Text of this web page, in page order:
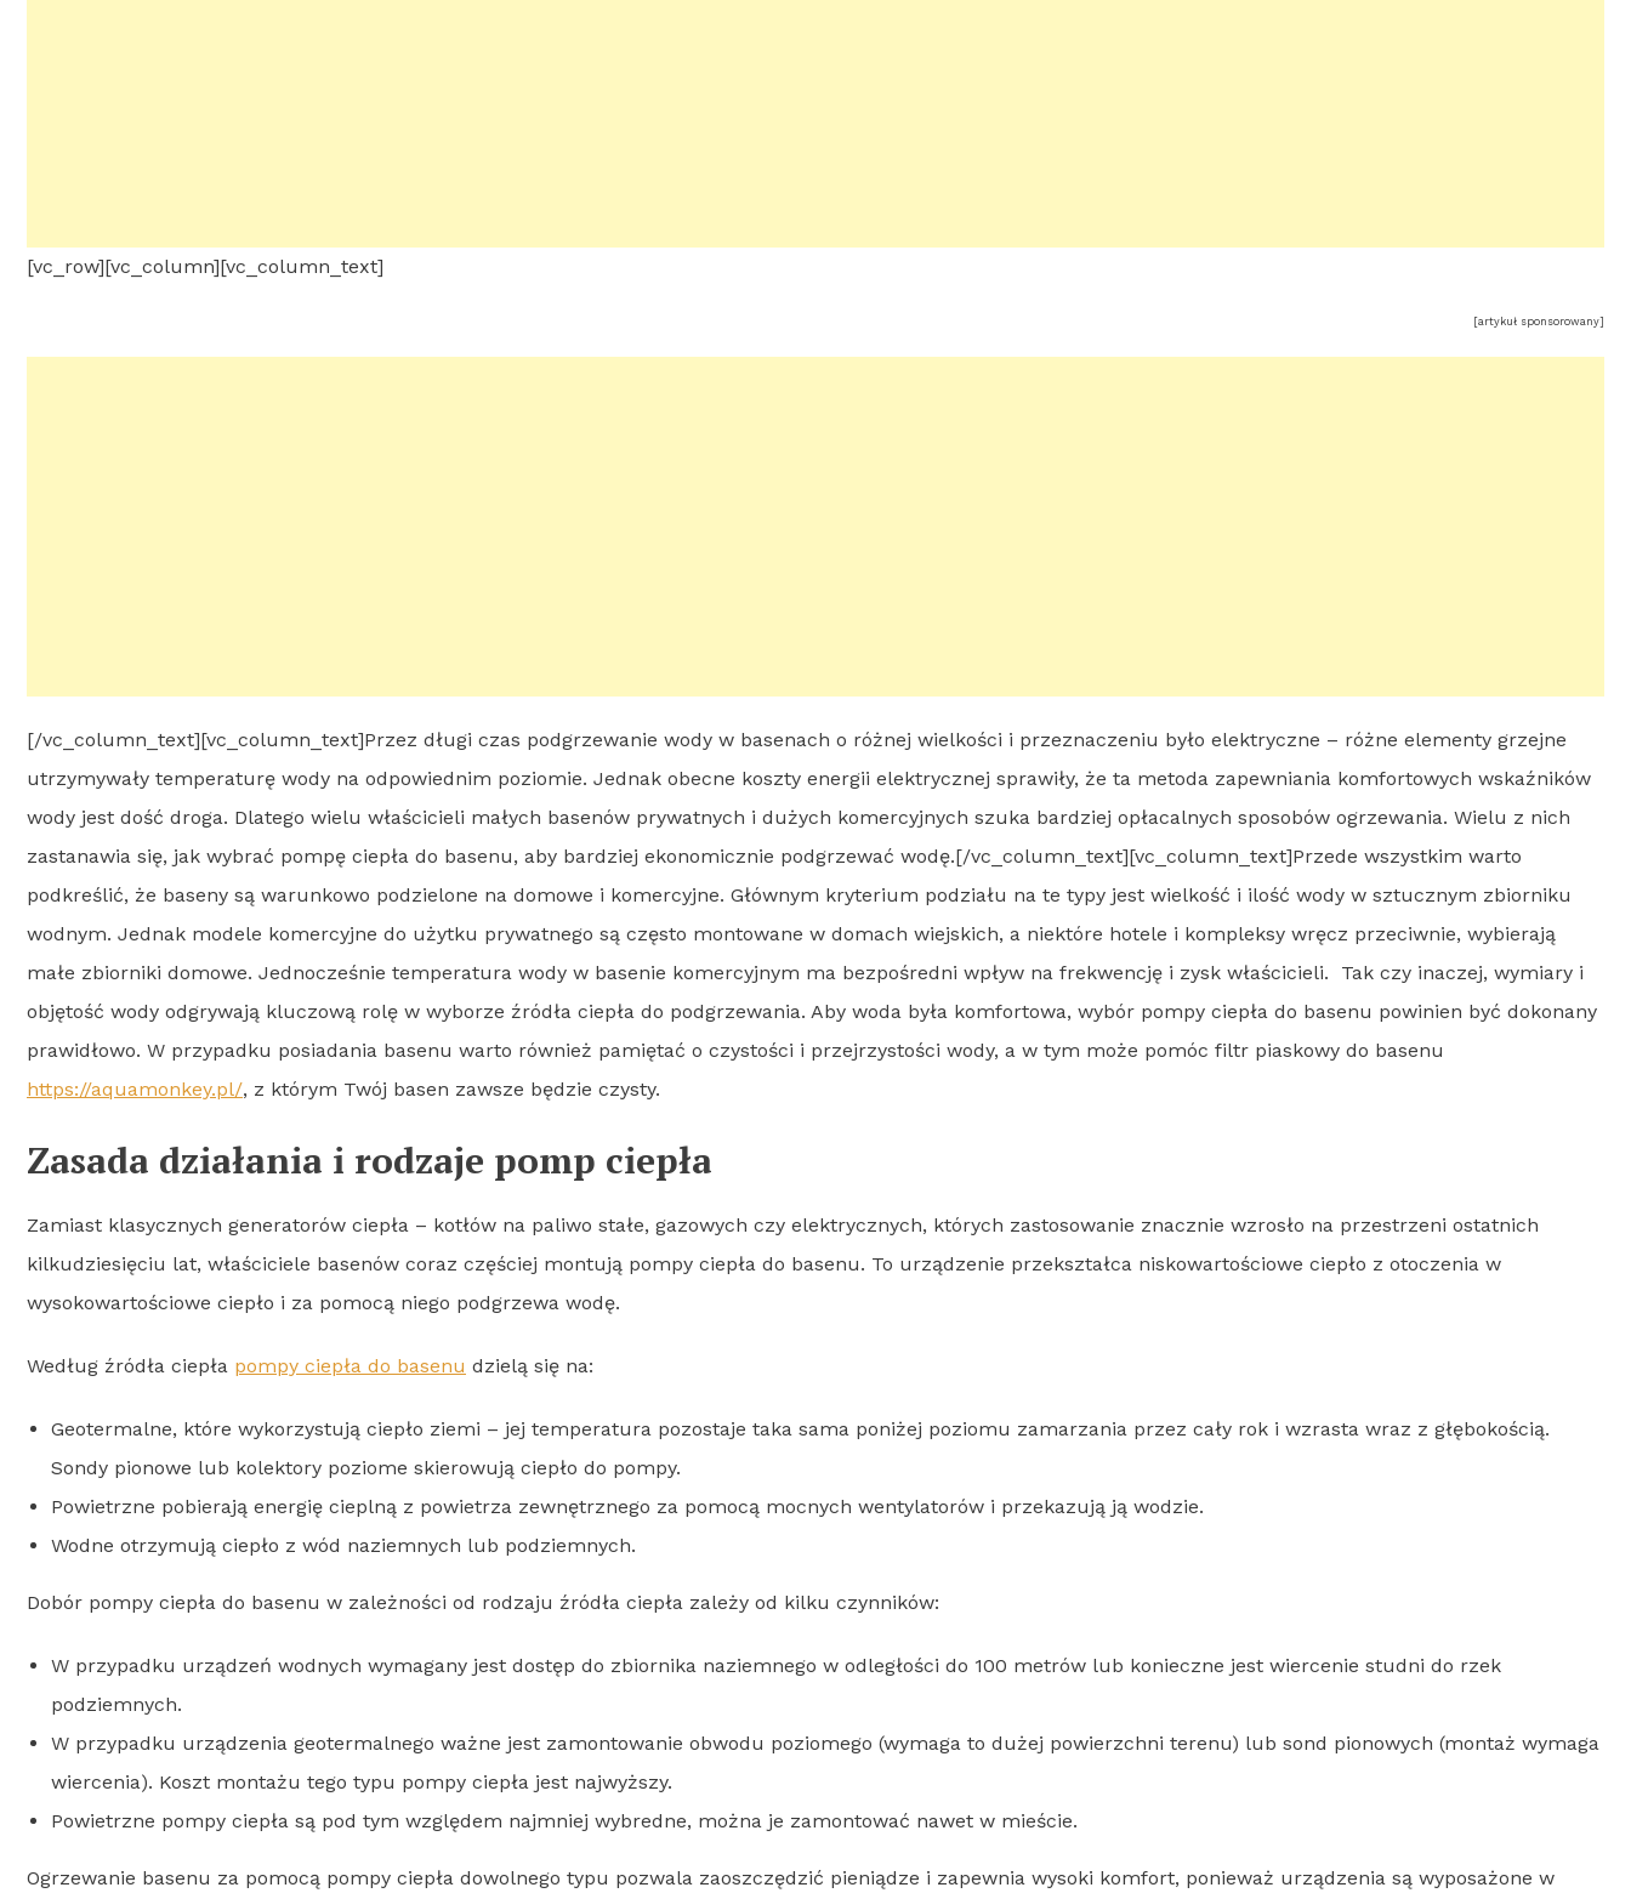
[vc_row][vc_column][vc_column_text]
[artykuł sponsorowany]
[/vc_column_text][vc_column_text]Przez długi czas podgrzewanie wody w basenach o różnej wielkości i przeznaczeniu było elektryczne – różne elementy grzejne
utrzymywały temperaturę wody na odpowiednim poziomie. Jednak obecne koszty energii elektrycznej sprawiły, że ta metoda zapewniania komfortowych wskaźników
wody jest dość droga. Dlatego wielu właścicieli małych basenów prywatnych i dużych komercyjnych szuka bardziej opłacalnych sposobów ogrzewania. Wielu z nich
zastanawia się, jak wybrać pompę ciepła do basenu, aby bardziej ekonomicznie podgrzewać wodę.[/vc_column_text][vc_column_text]Przede wszystkim warto
podkreślić, że baseny są warunkowo podzielone na domowe i komercyjne. Głównym kryterium podziału na te typy jest wielkość i ilość wody w sztucznym zbiorniku
wodnym. Jednak modele komercyjne do użytku prywatnego są często montowane w domach wiejskich, a niektóre hotele i kompleksy wręcz przeciwnie, wybierają
małe zbiorniki domowe. Jednocześnie temperatura wody w basenie komercyjnym ma bezpośredni wpływ na frekwencję i zysk właścicieli. Tak czy inaczej, wymiary i
objętość wody odgrywają kluczową rolę w wyborze źródła ciepła do podgrzewania. Aby woda była komfortowa, wybór pompy ciepła do basenu powinien być dokonany
prawidłowo. W przypadku posiadania basenu warto również pamiętać o czystości i przejrzystości wody, a w tym może pomóc filtr piaskowy do basenu
https://aquamonkey.pl/, z którym Twój basen zawsze będzie czysty.
Zasada działania i rodzaje pomp ciepła
Zamiast klasycznych generatorów ciepła – kotłów na paliwo stałe, gazowych czy elektrycznych, których zastosowanie znacznie wzrosło na przestrzeni ostatnich
kilkudziesięciu lat, właściciele basenów coraz częściej montują pompy ciepła do basenu. To urządzenie przekształca niskowartościowe ciepło z otoczenia w
wysokowartościowe ciepło i za pomocą niego podgrzewa wodę.
Według źródła ciepła pompy ciepła do basenu dzielą się na:
Geotermalne, które wykorzystują ciepło ziemi – jej temperatura pozostaje taka sama poniżej poziomu zamarzania przez cały rok i wzrasta wraz z głębokością.
Sondy pionowe lub kolektory poziome skierowują ciepło do pompy.
Powietrzne pobierają energię cieplną z powietrza zewnętrznego za pomocą mocnych wentylatorów i przekazują ją wodzie.
Wodne otrzymują ciepło z wód naziemnych lub podziemnych.
Dobór pompy ciepła do basenu w zależności od rodzaju źródła ciepła zależy od kilku czynników:
W przypadku urządzeń wodnych wymagany jest dostęp do zbiornika naziemnego w odległości do 100 metrów lub konieczne jest wiercenie studni do rzek
podziemnych.
W przypadku urządzenia geotermalnego ważne jest zamontowanie obwodu poziomego (wymaga to dużej powierzchni terenu) lub sond pionowych (montaż wymaga
wiercenia). Koszt montażu tego typu pompy ciepła jest najwyższy.
Powietrzne pompy ciepła są pod tym względem najmniej wybredne, można je zamontować nawet w mieście.
Ogrzewanie basenu za pomocą pompy ciepła dowolnego typu pozwala zaoszczędzić pieniądze i zapewnia wysoki komfort, ponieważ urządzenia są wyposażone w